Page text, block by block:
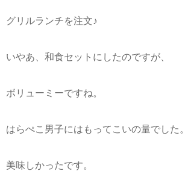
グリルランチを注文♪
いやあ、和食セットにしたのですが、
ボリューミーですね。
はらぺこ男子にはもってこいの量でした。
美味しかったです。